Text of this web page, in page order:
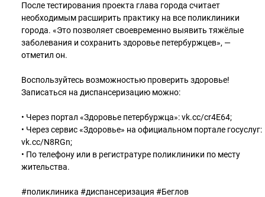
После тестирования проекта глава города считает
необходимым расширить практику на все поликлиники
города. «Это позволяет своевременно выявить тяжёлые
заболевания и сохранить здоровье петербуржцев», —
отметил он.
Воспользуйтесь возможностью проверить здоровье!
Записаться на диспансеризацию можно:
• Через портал «Здоровье петербуржца»: vk.cc/cr4E64;
• Через сервис «Здоровье» на официальном портале госуслуг:
vk.cc/N8RGn;
• По телефону или в регистратуре поликлиники по месту
жительства.
#поликлиника #диспансеризация #Беглов